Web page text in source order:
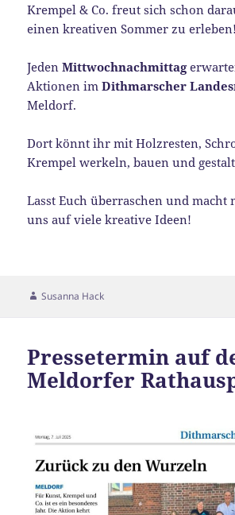
Krempel & Co. freut sich schon
einen kreativen Sommer zu erleben!
JedenMittwochnachmittag
Aktionen imDithmarscher
Meldorf.
Dort könnt ihr mit Holzresten,
Krempel werkeln, bauen und
Lasst Euch überraschen und
uns auf viele kreative Ideen!
Autor
Susanna Hack
Pressetermin auf
Meldorfer